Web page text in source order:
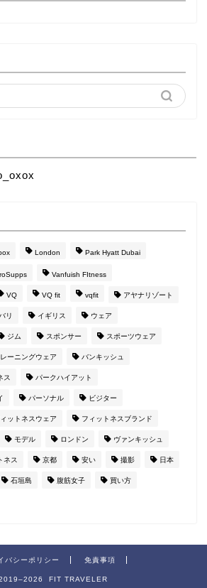
London Park Hyatt Dubai
Vanfuish FItness
VQ VQ fit vqfit アヤナリゾート
リ イギリス ウェア
ジム スポンサー スポーツウェア
レーニングウェア バンキッシュ
ス パークハイアット
パーソナル ビジター
ットネスウェア フィットネスブランド
モデル ロンドン ヴァンキッシュ
ネス 京都 安い 撮影 日本
石垣島 腹筋女子 買い方
バシーポリシー 免責事項
FIT TRAVELER